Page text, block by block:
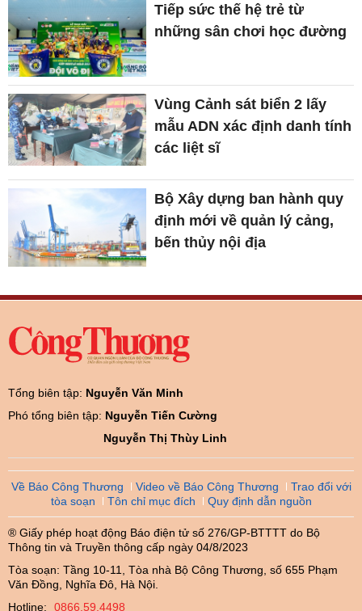
Tiếp sức thế hệ trẻ từ
những sân chơi học đường
Vùng Cảnh sát biển 2 lấy
mẫu ADN xác định danh tính
các liệt sĩ
Bộ Xây dựng ban hành quy
định mới về quản lý cảng,
bến thủy nội địa
Tổng biên tập: Nguyễn Văn Minh
Phó tổng biên tập: Nguyễn Tiến Cường
Nguyễn Thị Thùy Linh
Về Báo Công Thương Video về Báo Công Thương
Trao đổi với
tòa soạn
Tôn chỉ mục đích Quy định dẫn nguồn
® Giấy phép hoạt động Báo điện tử số 276/GP-BTTTT do Bộ
Thông tin và Truyền thông cấp ngày 04/8/2023
Tòa soạn: Tầng 10-11, Tòa nhà Bộ Công Thương, số 655 Phạm
Văn Đồng, Nghĩa Đô, Hà Nội.
Hotline:
0866.59.4498